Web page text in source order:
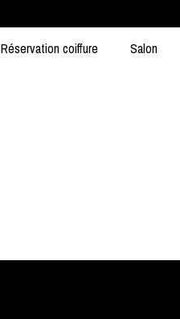
Réservation coiffure Salon